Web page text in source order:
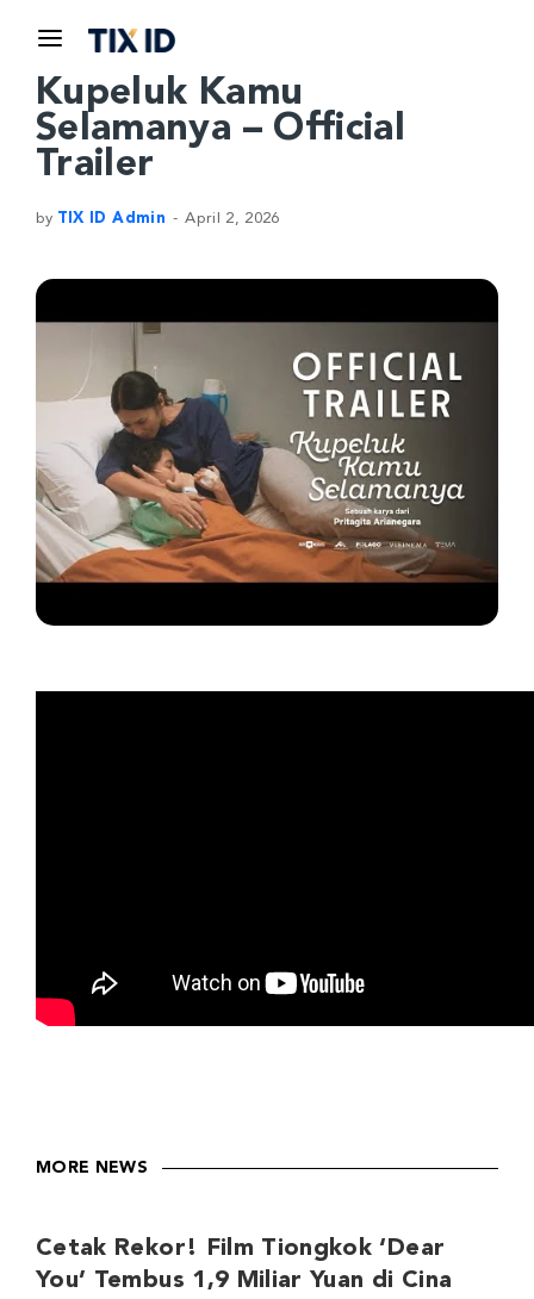
Kupeluk Kamu
Selamanya – Official
Trailer
by TIX ID Admin April 2, 2026
MORE NEWS
Cetak Rekor! Film Tiongkok ‘Dear
You’ Tembus 1,9 Miliar Yuan di Cina